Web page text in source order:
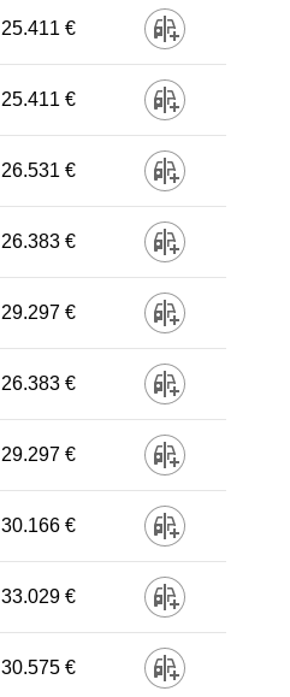
25.411 €
25.411 €
26.531 €
26.383 €
29.297 €
26.383 €
29.297 €
30.166 €
33.029 €
30.575 €